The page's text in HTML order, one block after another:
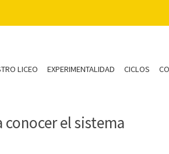
LICEO EXPERIMENTALIDAD CICLOS
conocer el sistema